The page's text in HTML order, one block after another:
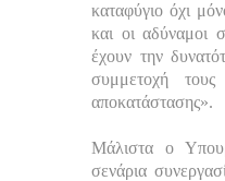
καταφύγιο όχι
και οι αδύναμοι
έχουν την
συμμετοχή
αποκατάστασης».
Μάλιστα ο
σενάρια